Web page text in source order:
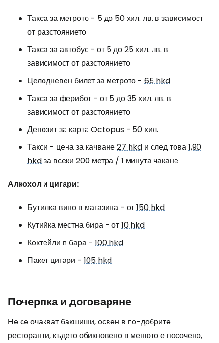
Такса за метрото - 5 до 50 хил. лв. в зависимост
от разстоянието
Такса за автобус - от 5 до 25 хил. лв. в
зависимост от разстоянието
Целодневен билет за метрото - 65 hkd
Такса за ферибот - от 5 до 35 хил. лв. в
зависимост от разстоянието
Депозит за карта Octopus - 50 хил.
Такси - цена за качване27 hkd и след това1,90
hkdза всеки 200 метра / 1 минута чакане
Алкохол и цигари:
Бутилка вино в магазина - от150 hkd
Кутийка местна бира - от10 hkd
Коктейли в бара - 100 hkd
Пакет цигари - 105 hkd
Почерпка и договаряне
Не се очакват бакшиши, освен в по-добрите
ресторанти, където обикновено в менюто е посочено,